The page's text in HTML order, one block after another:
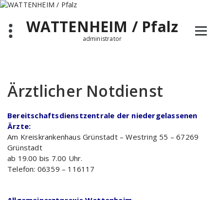
Zum
springenWATTENHEIM / Pfalz
administrator
Ärztlicher Notdienst
Bereitschaftsdienstzentrale der niedergelassenen
Ärzte:
Am Kreiskrankenhaus Grünstadt – Westring 55 – 67269
Grünstadt
ab 19.00 bis 7.00 Uhr.
Telefon: 06359 – 116117